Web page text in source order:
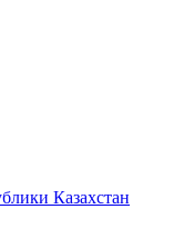
Казахстан